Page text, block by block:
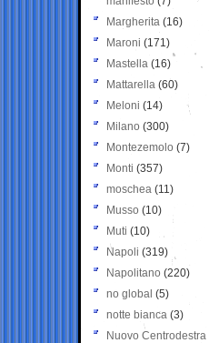
Margherita (16)
Maroni (171)
Mastella (16)
Mattarella (60)
Meloni (14)
Milano (300)
Montezemolo (7)
Monti (357)
moschea (11)
Musso (10)
Muti (10)
Napoli (319)
Napolitano (220)
no global (5)
notte bianca (3)
Nuovo Centrodestra